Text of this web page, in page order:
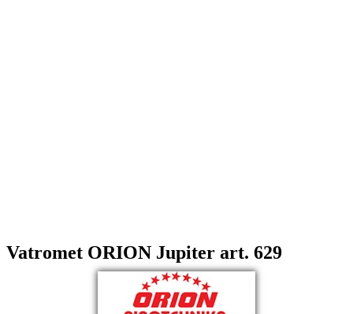
Vatromet ORION Jupiter art. 629